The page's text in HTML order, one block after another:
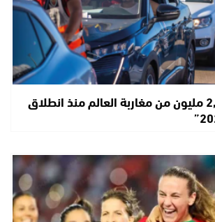
دخول أزيد من 2,7 مليون من مغاربة العالم منذ انطلاق